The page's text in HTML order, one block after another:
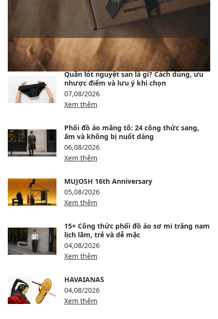
BÀI VIẾT NỔI BẬT
Quần lót nguyệt san là gì? Cách dùng, ưu
nhược điểm và lưu ý khi chọn
07,08/2026
Xem thêm
Phối đồ áo măng tô: 24 công thức sang,
ấm và không bị nuốt dáng
06,08/2026
Xem thêm
MUJOSH 16th Anniversary
05,08/2026
Xem thêm
15+ Công thức phối đồ áo sơ mi trắng nam
lịch lãm, trẻ và dễ mặc
04,08/2026
Xem thêm
HAVAIANAS
04,08/2026
Xem thêm